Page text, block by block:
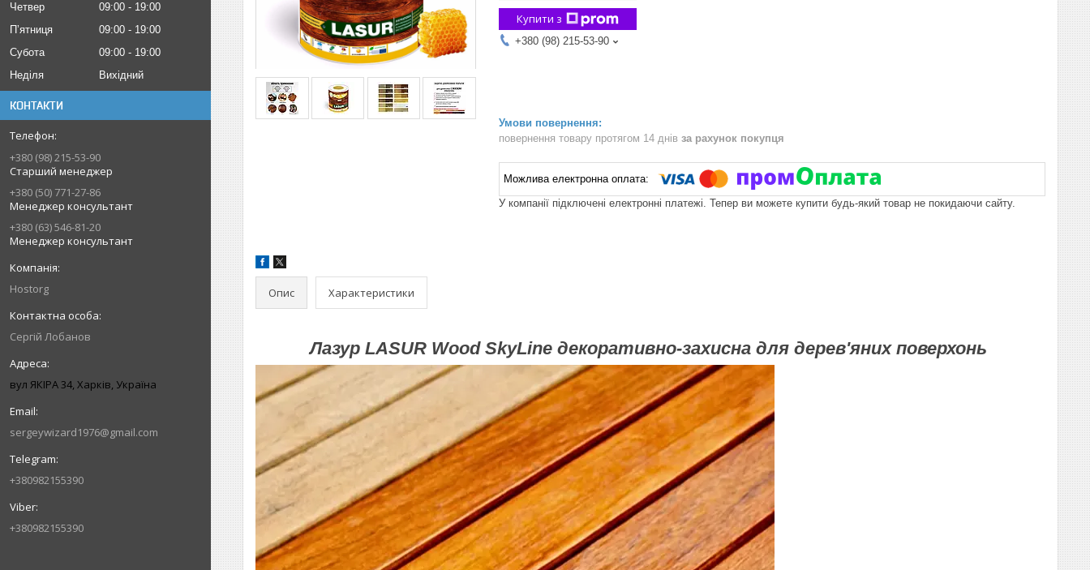
Четвер
09:00
19:00
Пʼятниця
09:00
19:00
Субота
09:00
19:00
Неділя
Вихідний
КОНТАКТИ
+380 (98) 215-53-90
Старший менеджер
+380 (50) 771-27-86
Менеджер консультант
+380 (63) 546-81-20
Менеджер консультант
Hostorg
Сергій Лобанов
вул ЯКІРА 34, Харків, Україна
sergeywizard1976@gmail.com
+380982155390
+380982155390
Купити з
+380 (98) 215-53-90
повернення товару протягом 14 днів за рахунок покупця
У компанії підключені електронні платежі. Тепер ви можете купити будь-який товар не покидаючи сайту.
Опис Характеристики
Лазур LASUR Wood SkyLine декоративно-захисна для дерев'яних поверхонь